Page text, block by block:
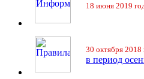
18 июня 2019
30 октября 2018
в период